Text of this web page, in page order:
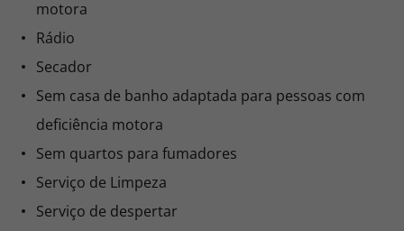
motora
Rádio
Secador
Sem casa de banho adaptada para pessoas com
deficiência motora
Sem quartos para fumadores
Serviço de Limpeza
Serviço de despertar